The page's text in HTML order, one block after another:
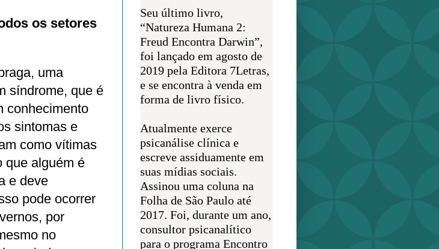
os setores
uma
síndrome, que é
conhecimento
sintomas e
como vítimas
que alguém é
e deve
pode ocorrer
por
no
Seu último livro,
“Natureza Humana 2:
Freud Encontra Darwin”,
foi lançado em agosto de
2019 pela Editora 7Letras,
e se encontra à venda em
forma de livro físico.
Atualmente exerce
psicanálise clínica e
escreve assiduamente em
suas mídias sociais.
Assinou uma coluna na
Folha de São Paulo até
2017. Foi, durante um ano,
consultor psicanalítico
para o programa Encontro